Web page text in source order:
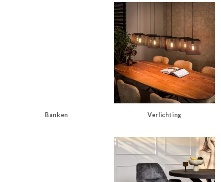
Banken Verlichting